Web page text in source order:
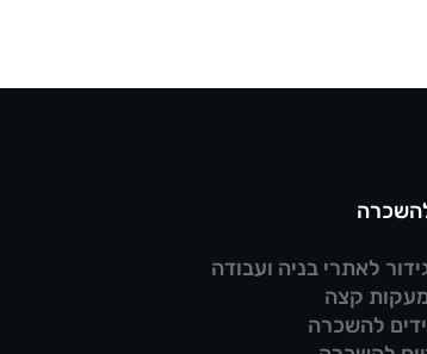
לאתרי בניה ועבודה
קצה
להשכרה